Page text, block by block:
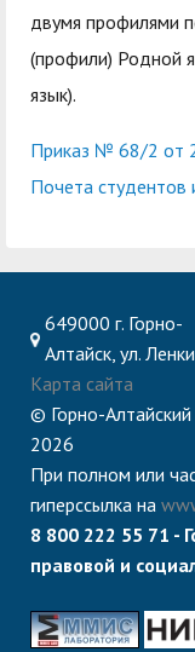
двумя профилями
(профили) Родной
язык).
Приказ № 68/2 от
Почета студентов
649000 г. Горно-
Алтайск, ул.
Карта сайта
© Горно-Алтайский
2026
При полном или
гиперссылка на
8 800 222 55 71 -
правовой и